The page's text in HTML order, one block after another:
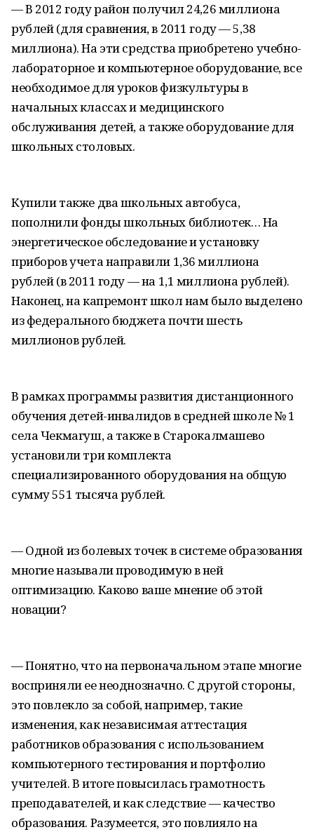
— В 2012 году район получил 24,26 миллиона
рублей (для сравнения, в 2011 году — 5,38
миллиона). На эти средства приобретено учебно-
лабораторное и компьютерное оборудование, все
необходимое для уроков физкультуры в
начальных классах и медицинского
обслуживания детей, а также оборудование для
школьных столовых.
Купили также два школьных автобуса,
пополнили фонды школьных библиотек… На
энергетическое обследование и установку
приборов учета направили 1,36 миллиона
рублей (в 2011 году — на 1,1 миллиона рублей).
Наконец, на капремонт школ нам было выделено
из федерального бюджета почти шесть
миллионов рублей.
В рамках программы развития дистанционного
обучения детей-инвалидов в средней школе № 1
села Чекмагуш, а также в Старокалмашево
установили три комплекта
специализированного оборудования на общую
сумму 551 тысяча рублей.
— Одной из болевых точек в системе образования
многие называли проводимую в ней
оптимизацию. Каково ваше мнение об этой
новации?
— Понятно, что на первоначальном этапе многие
восприняли ее неоднозначно. С другой стороны,
это повлекло за собой, например, такие
изменения, как независимая аттестация
работников образования с использованием
компьютерного тестирования и портфолио
учителей. В итоге повысилась грамотность
преподавателей, и как следствие — качество
образования. Разумеется, это повлияло на